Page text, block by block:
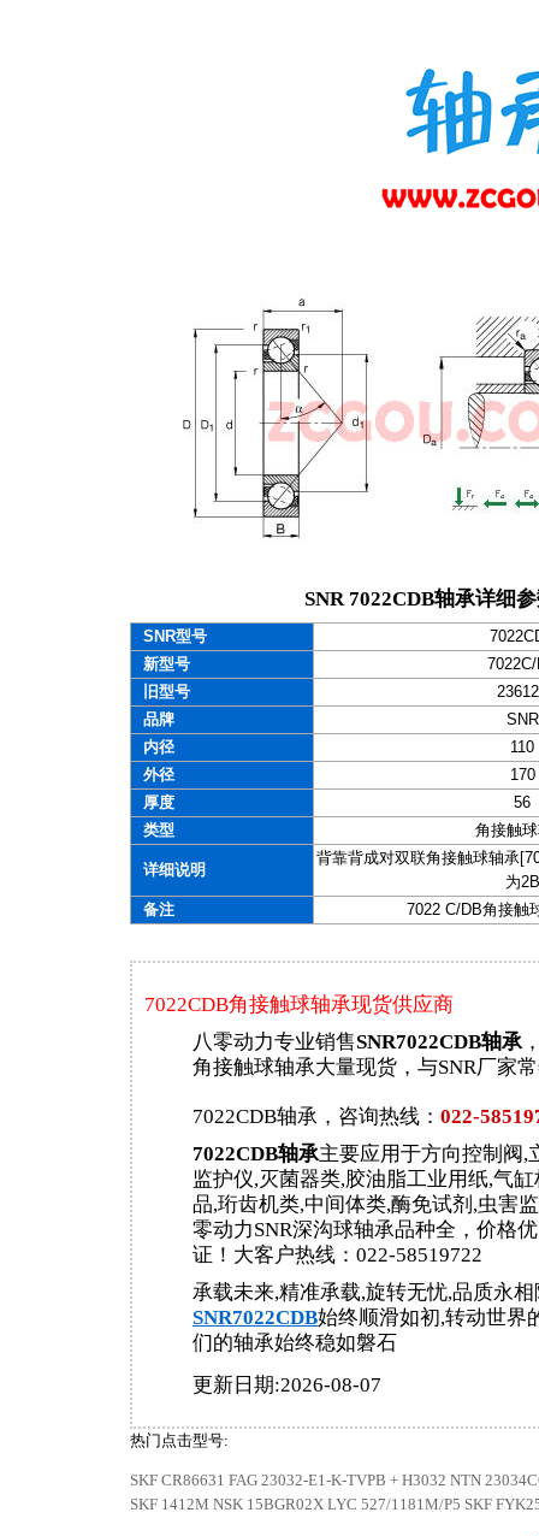
SNR 7022CDB轴承详细
SNR型号
新型号
旧型号
品牌
SNR
内径
110
外径
170
厚度
56
类型
角接触
详细说明
背靠背成对双联角接触球轴承
为2B
备注
7022 C/DB角接触
7022CDB角接触球轴承现货供应商
八零动力专业销售SNR7022CDB轴承
角接触球轴承大量现货，与SNR厂家
7022CDB轴承，咨询热线： 022-
7022CDB轴承主要应用于方向控制阀,
监护仪,灭菌器类,胶油脂工业用纸,气
品,珩齿机类,中间体类,酶免试剂,虫害
零动力SNR深沟球轴承品种全，价格
证！大客户热线：022-58519722
承载未来,精准承载,旋转无忧,品质永相
SNR7022CDB始终顺滑如初,转动世界
们的轴承始终稳如磐石
更新日期:2026-08-07
热门点击型号:
SKF CR86631 FAG 23032-E1-K-TVPB + H3032 NTN
SKF 1412M NSK 15BGR02X LYC 527/1181M/P5 SKF